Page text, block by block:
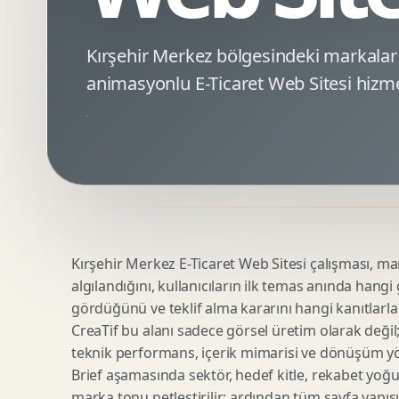
Minimal Logo Tasarimi
Amblem Tasarimi
Logo Revizyonu
Tipografik Logo Tasarimi
Startup Logo Tasarimi
Google Ads Reklam Tasarimi
Kampanya Stratejisi
Performans Reklam Kreatifleri
SEO Denetimi
E Ticaret SEO
Urun Gorsellestirme
3D Reklam Gorseli
Cgi Kampanya Gorseli
Motion 3D
3D Karakter Tasarimi
Kırşehir Merkez bölgesindeki
animasyonlu E-Ticaret Web Sitesi
Kırşehir Merkez E-Ticaret Web Sitesi çalışması,
algılandığını, kullanıcıların ilk temas anında
gördüğünü ve teklif alma kararını hangi
CreaTif bu alanı sadece görsel üretim olarak
teknik performans, içerik mimarisi ve dönüşüm
Brief aşamasında sektör, hedef kitle, rekabet